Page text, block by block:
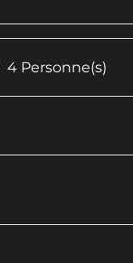
4 Personne(s)